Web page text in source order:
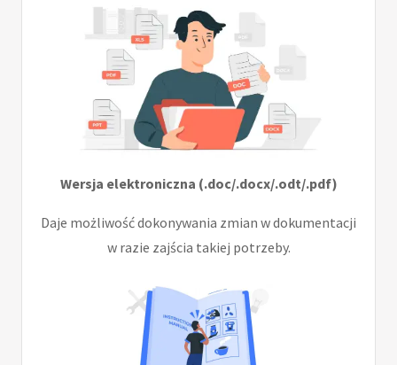
Wersja elektroniczna (.doc/.docx/.odt/.pdf)
Daje możliwość dokonywania zmian w dokumentacji
w razie zajścia takiej potrzeby.